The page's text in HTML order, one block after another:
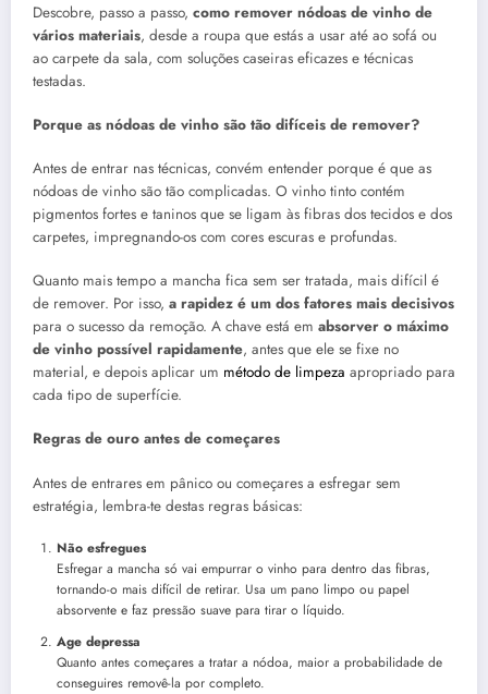
Descobre, passo a passo, como remover nódoas de vinho de
vários materiais, desde a roupa que estás a usar até ao sofá ou
ao carpete da sala, com soluções caseiras eficazes e técnicas
testadas.
Porque as nódoas de vinho são tão difíceis de remover?
Antes de entrar nas técnicas, convém entender porque é que as
nódoas de vinho são tão complicadas. O vinho tinto contém
pigmentos fortes e taninos que se ligam às fibras dos tecidos e dos
carpetes, impregnando-os com cores escuras e profundas.
Quanto mais tempo a mancha fica sem ser tratada, mais difícil é
de remover. Por isso, a rapidez é um dos fatores mais decisivos
para o sucesso da remoção. A chave está em absorver o máximo
de vinho possível rapidamente, antes que ele se fixe no
material, e depois aplicar um método de limpeza apropriado para
cada tipo de superfície.
Regras de ouro antes de começares
Antes de entrares em pânico ou começares a esfregar sem
estratégia, lembra-te destas regras básicas:
Não esfregues
Esfregar a mancha só vai empurrar o vinho para dentro das fibras,
tornando-o mais difícil de retirar. Usa um pano limpo ou papel
absorvente e faz pressão suave para tirar o líquido.
Age depressa
Quanto antes começares a tratar a nódoa, maior a probabilidade de
conseguires removê-la por completo.